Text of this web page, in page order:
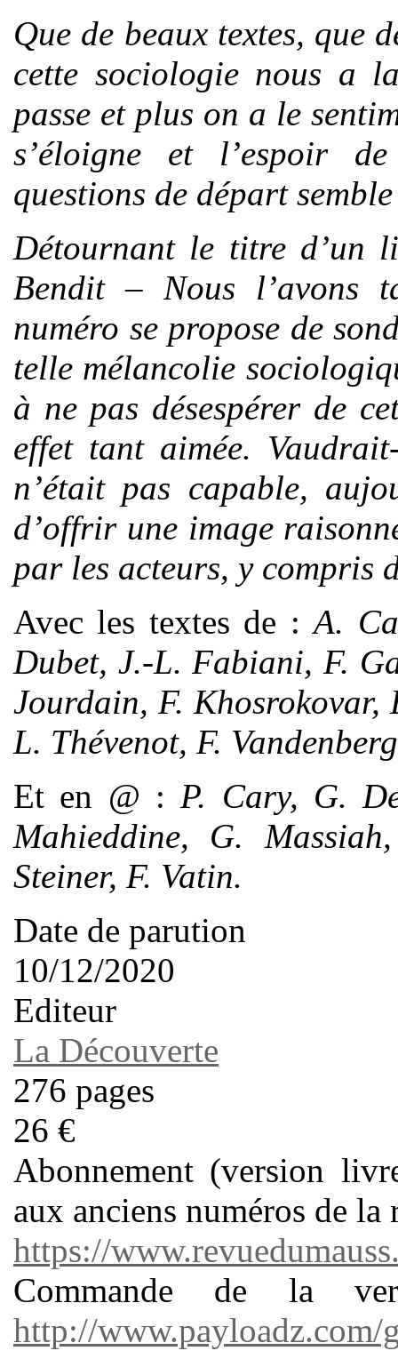
Que de beaux textes, que
cette sociologie nous a
passe et plus on a le
s’éloigne et l’espoir
questions de départ
Détournant le titre d’un
Bendit – Nous l’avons
numéro se propose de
telle mélancolie
à ne pas désespérer de
effet tant aimée.
n’était pas capable,
d’offrir une image
par les acteurs, y compris
Avec les textes de :A.
Dubet, J.-L. Fabiani, F.
Jourdain, F. Khosrokovar,
L. Thévenot, F.
Et en @ :P. Cary, G.
Mahieddine, G.
Steiner, F. Vatin.
Date de parution
10/12/2020
Editeur
La Découverte
276 pages
26 €
Abonnement (version
aux anciens numéros de la
https://
Commande de la
http://www.payloadz.com/